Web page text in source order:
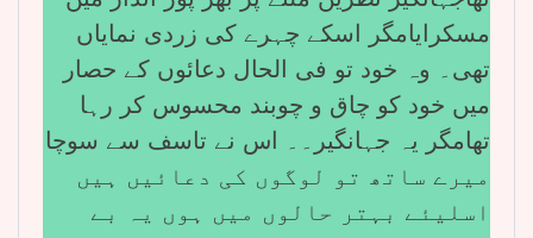
مسکرایامگر اسکے چہرے کی زردی نمایاں
تھی۔ وہ خود تو فی الحال دعائوں کے حصار
میں خود کو چاق و چوبند محسوس کر رہا
تھامگر یہ جہانگیر۔۔ اس نے تاسف سے سوچا
میرے ساتھ تو لوگوں کی دعائیں ہیں
اسلیئے بہتر حالوں میں ہوں یہ بے